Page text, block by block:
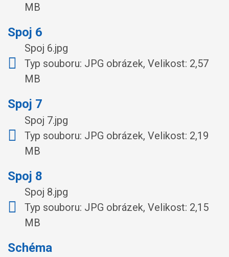
MB
Spoj 6
Spoj 6.jpg
Typ souboru: JPG obrázek, Velikost: 2,57
MB
Spoj 7
Spoj 7.jpg
Typ souboru: JPG obrázek, Velikost: 2,19
MB
Spoj 8
Spoj 8.jpg
Typ souboru: JPG obrázek, Velikost: 2,15
MB
Schéma